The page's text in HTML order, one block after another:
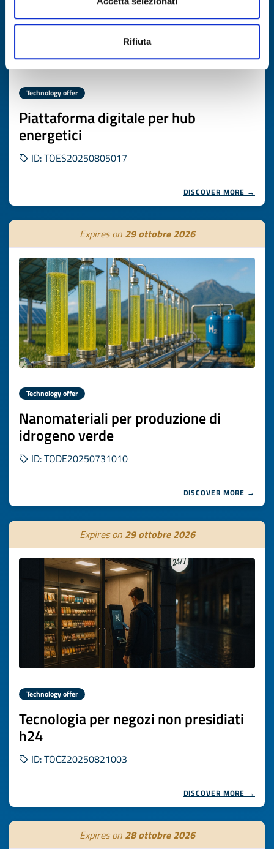
Rifiuta
Technology offer
Piattaforma digitale per hub
energetici
ID: TOES20250805017
DISCOVER MORE →
Expires on 29 ottobre 2026
Technology offer
Nanomateriali per produzione di
idrogeno verde
ID: TODE20250731010
DISCOVER MORE →
Expires on 29 ottobre 2026
Technology offer
Tecnologia per negozi non presidiati
h24
ID: TOCZ20250821003
DISCOVER MORE →
Expires on 28 ottobre 2026